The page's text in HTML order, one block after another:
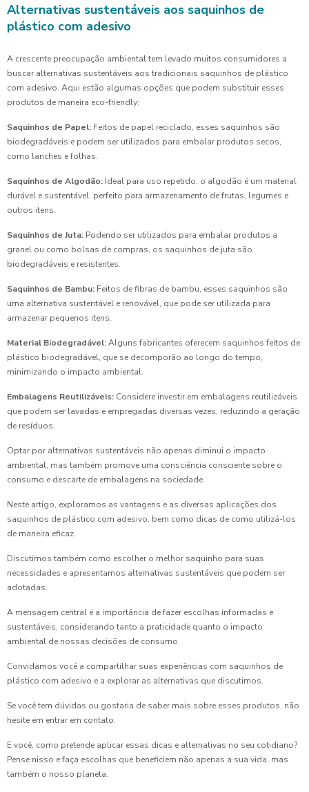
Alternativas sustentáveis aos saquinhos de
plástico com adesivo
A crescente preocupação ambiental tem levado muitos consumidores a
buscar alternativas sustentáveis aos tradicionais saquinhos de plástico
com adesivo. Aqui estão algumas opções que podem substituir esses
produtos de maneira eco-friendly:
Saquinhos de Papel: Feitos de papel reciclado, esses saquinhos são
biodegradáveis e podem ser utilizados para embalar produtos secos,
como lanches e folhas.
Saquinhos de Algodão: Ideal para uso repetido, o algodão é um material
durável e sustentável, perfeito para armazenamento de frutas, legumes e
outros itens.
Saquinhos de Juta: Podendo ser utilizados para embalar produtos a
granel ou como bolsas de compras, os saquinhos de juta são
biodegradáveis e resistentes.
Saquinhos de Bambu: Feitos de fibras de bambu, esses saquinhos são
uma alternativa sustentável e renovável, que pode ser utilizada para
armazenar pequenos itens.
Material Biodegradável:Alguns fabricantes oferecem saquinhos feitos de
plástico biodegradável, que se decomporão ao longo do tempo,
minimizando o impacto ambiental.
Embalagens Reutilizáveis: Considere investir em embalagens reutilizáveis
que podem ser lavadas e empregadas diversas vezes, reduzindo a geração
de resíduos.
Optar por alternativas sustentáveis não apenas diminui o impacto
ambiental, mas também promove uma consciência consciente sobre o
consumo e descarte de embalagens na sociedade.
Neste artigo, exploramos as vantagens e as diversas aplicações dos
saquinhos de plástico com adesivo, bem como dicas de como utilizá-los
de maneira eficaz.
Discutimos também como escolher o melhor saquinho para suas
necessidades e apresentamos alternativas sustentáveis que podem ser
adotadas.
A mensagem central é a importância de fazer escolhas informadas e
sustentáveis, considerando tanto a praticidade quanto o impacto
ambiental de nossas decisões de consumo.
Convidamos você a compartilhar suas experiências com saquinhos de
plástico com adesivo e a explorar as alternativas que discutimos.
Se você tem dúvidas ou gostaria de saber mais sobre esses produtos, não
hesite em entrar em contato.
E você, como pretende aplicar essas dicas e alternativas no seu cotidiano?
Pense nisso e faça escolhas que beneficiem não apenas a sua vida, mas
também o nosso planeta.